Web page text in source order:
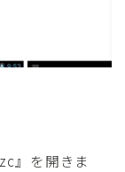
』を開きま